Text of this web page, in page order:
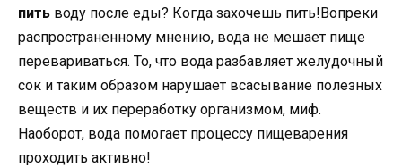
пить воду после еды? Когда захочешь пить!Вопреки
распространенному мнению, вода не мешает пище
перевариваться. То, что вода разбавляет желудочный
сок и таким образом нарушает всасывание полезных
веществ и их переработку организмом, миф.
Наоборот, вода помогает процессу пищеварения
проходить активно!